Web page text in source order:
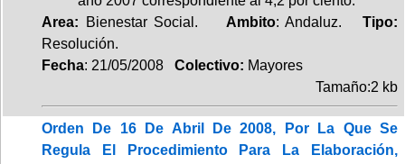
Area: Bienestar Social. Ambito: Andaluz.Tipo:
Resolución.
Fecha: 21/05/2008 Colectivo: Mayores
Tamaño:2 kb
Orden De 16 De Abril De 2008, Por La Que Se
Regula El Procedimiento Para La Elaboración,